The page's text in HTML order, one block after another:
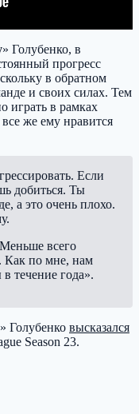
» Голубенко, в
прогресс
в обратном
и своих силах. Тем
играть в рамках
же ему нравится
Если
добиться. Ты
а это очень плохо.
всего
Как по мне, нам
течение года».
» Голубенко высказался
Season 23.